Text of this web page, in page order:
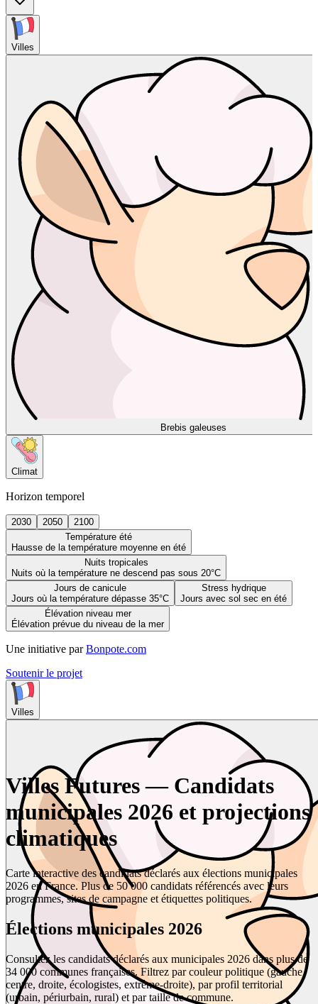
Villes
Brebis galeuses
Climat
Horizon temporel
2030 2050
2100
Température été
Hausse de la température moyenne en été
Nuits tropicales
Nuits où la température ne descend pas sous 20°C
Jours de canicule
Jours où la température dépasse 35°C
Stress hydrique
Jours avec sol sec en été
Élévation niveau mer
Élévation prévue du niveau de la mer
Une initiative par Bonpote.com
Soutenir le projet
Villes
Villes Futures — Candidats
municipales 2026 et projections
climatiques
Carte interactive des candidats déclarés aux élections municipales
2026 en France. Plus de 50 000 candidats référencés avec leurs
programmes, sites de campagne et étiquettes politiques.
Élections municipales 2026
Consultez les candidats déclarés aux municipales 2026 dans plus de
34 000 communes françaises. Filtrez par couleur politique (gauche,
centre, droite, écologistes, extrême-droite), par profil territorial
(urbain, périurbain, rural) et par taille de commune.